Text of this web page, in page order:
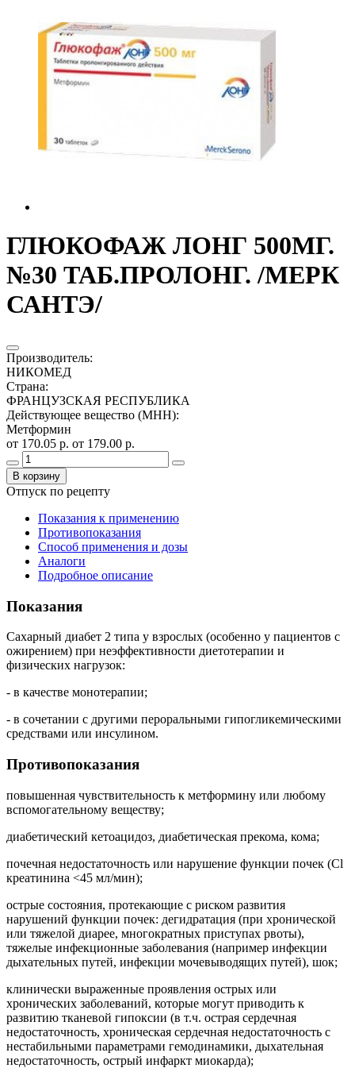
ГЛЮКОФАЖ ЛОНГ 500МГ.
№30 ТАБ.ПРОЛОНГ. /МЕРК
САНТЭ/
Производитель:
НИКОМЕД
Страна:
ФРАНЦУЗСКАЯ РЕСПУБЛИКА
Действующее вещество (МНН):
Метформин
от 170.05 р. от 179.00 р.
В корзину
Отпуск по рецепту
Показания к применению
Противопоказания
Способ применения и дозы
Аналоги
Подробное описание
Показания
Сахарный диабет 2 типа у взрослых (особенно у пациентов с
ожирением) при неэффективности диетотерапии и
физических нагрузок:
- в качестве монотерапии;
- в сочетании с другими пероральными гипогликемическими
средствами или инсулином.
Противопоказания
повышенная чувствительность к метформину или любому
вспомогательному веществу;
диабетический кетоацидоз, диабетическая прекома, кома;
почечная недостаточность или нарушение функции почек (Cl
креатинина <45 мл/мин);
острые состояния, протекающие с риском развития
нарушений функции почек: дегидратация (при хронической
или тяжелой диарее, многократных приступах рвоты),
тяжелые инфекционные заболевания (например инфекции
дыхательных путей, инфекции мочевыводящих путей), шок;
клинически выраженные проявления острых или
хронических заболеваний, которые могут приводить к
развитию тканевой гипоксии (в т.ч. острая сердечная
недостаточность, хроническая сердечная недостаточность с
нестабильными параметрами гемодинамики, дыхательная
недостаточность, острый инфаркт миокарда);